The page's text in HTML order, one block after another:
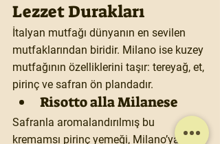
Lezzet Durakları
İtalyan mutfağı dünyanın en sevilen
mutfaklarından biridir. Milano ise kuzey
mutfağının özelliklerini taşır: tereyağ, et,
pirinç ve safran ön plandadır.
Risotto alla Milanese
Safranla aromalandırılmış bu
kremamsı pirinç yemeği, Milano’ya